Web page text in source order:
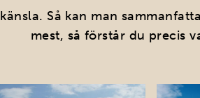
Så kan man
mest, så förstår du precis